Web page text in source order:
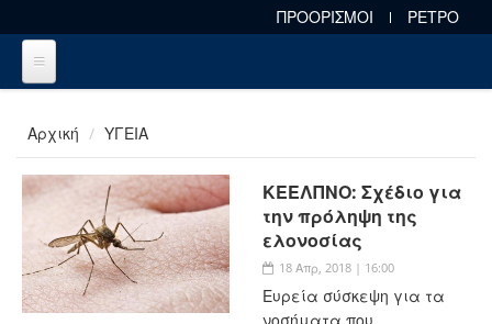
ΠΡΟΟΡΙΣΜΟΙ ΡΕΤΡΟ
Αρχική ΥΓΕΙΑ
ΚΕΕΛΠΝΟ: Σχέδιο για
την πρόληψη της
ελονοσίας
18 Απρ, 2018 | 16:00
Ευρεία σύσκεψη για τα